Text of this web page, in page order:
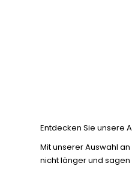
Entdecken Sie unsere
Mit unserer Auswahl
nicht länger und sagen